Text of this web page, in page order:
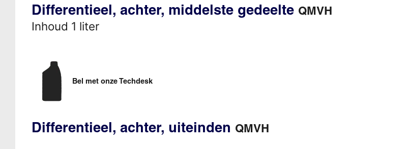
Differentieel, achter, middelste gedeelte QMVH
Inhoud 1 liter
Bel met onze Techdesk
Differentieel, achter, uiteinden QMVH